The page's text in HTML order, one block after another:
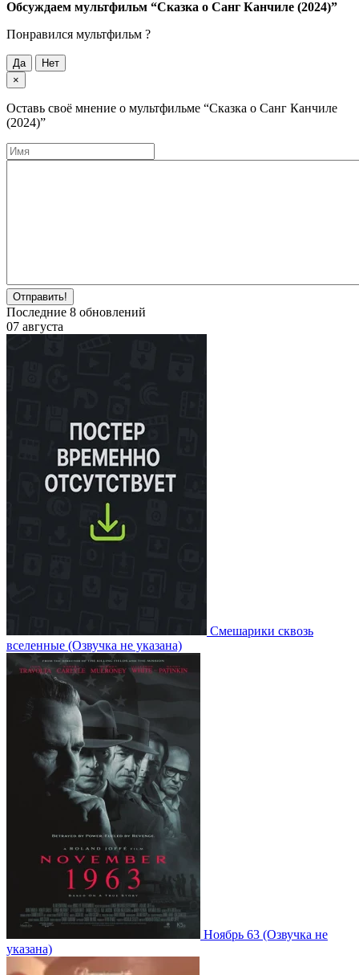
Обсуждаем мультфильм “Сказка о Санг Канчиле (2024)”
Понравился мультфильм ?
Да
Нет
×
Оставь своё мнение о мультфильме “Сказка о Санг Канчиле
(2024)”
Отправить!
Последние 8 обновлений
07 августа
Смешарики сквозь
вселенные (Озвучка не указана)
Ноябрь 63 (Озвучка не
указана)